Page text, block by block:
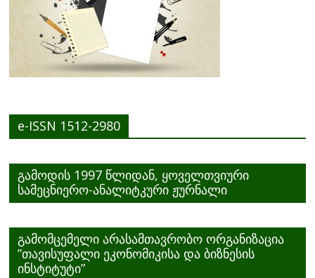
e-ISSN 1512-2980
გამოდის 1997 წლიდან, ყოველთვიური
სამეცნიერო-ანალიტკური ჟურნალი
გამომცემელი არასამთავრობო ორგანიზაცია
”თავისუფალი ეკონომიკისა და ბიზნესის
ინსტიტუტი”